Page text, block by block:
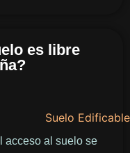
es libre
acceso al suelo se